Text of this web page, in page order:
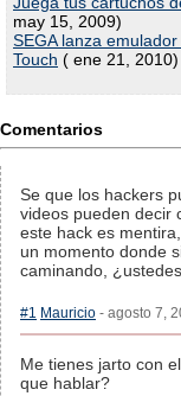
may 15, 2009)
SEGA lanza
Touch ( ene 21, 2010)
Comentarios
Se que los hackers
videos pueden decir
este hack es
un momento donde
caminando,
#1 Mauricio - agosto 7,
Me tienes jarto con
que hablar?